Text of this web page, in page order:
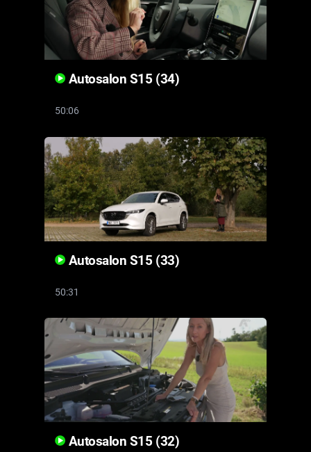
Autosalon S15 (34)
50:06
Autosalon S15 (33)
50:31
Autosalon S15 (32)